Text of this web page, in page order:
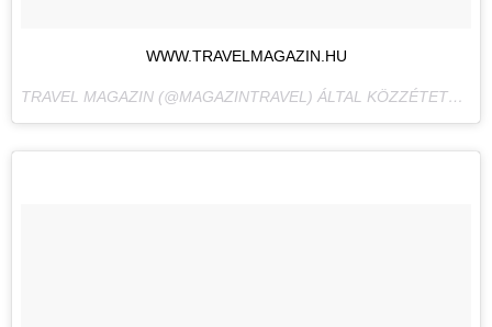
WWW.TRAVELMAGAZIN.HU
TRAVEL MAGAZIN (@MAGAZINTRAVEL) ÁLTAL KÖZZÉTETT FÉNYKÉP,